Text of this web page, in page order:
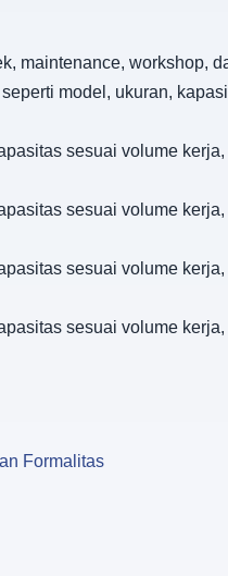
maintenance, workshop,
model, ukuran,
sesuai volume
sesuai volume
sesuai volume
sesuai volume
Formalitas